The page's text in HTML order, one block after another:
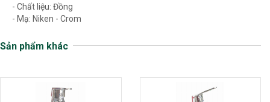
- Chất liệu: Đồng
- Mạ: Niken - Crom
Sản phẩm khác